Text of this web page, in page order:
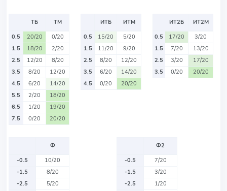
ТБ
ТМ
0.5
20/20
0/20
1.5
18/20
2/20
2.5
12/20
8/20
3.5
8/20
12/20
4.5
6/20
14/20
5.5
2/20
18/20
6.5
1/20
19/20
7.5
0/20 20/20
ИТБ
ИТМ
0.5
15/20
5/20
1.5
11/20
9/20
2.5
8/20
12/20
3.5
6/20
14/20
4.5
0/20 20/20
ИТ2Б
ИТ2М
0.5
17/20
3/20
1.5
7/20
13/20
2.5
3/20
17/20
3.5
0/20 20/20
Ф
-0.5
10/20
-1.5
8/20
-2.5
5/20
Ф2
-0.5
7/20
-1.5
3/20
-2.5
1/20